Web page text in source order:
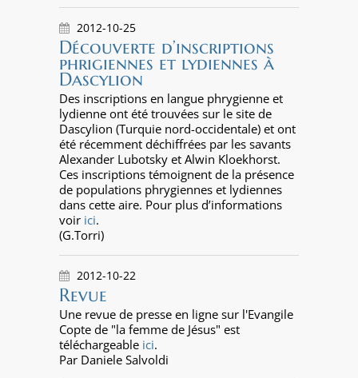
2012-10-25
Découverte d’inscriptions
phrigiennes et lydiennes à
Dascylion
Des inscriptions en langue phrygienne et
lydienne ont été trouvées sur le site de
Dascylion (Turquie nord-occidentale) et ont
été récemment déchiffrées par les savants
Alexander Lubotsky et Alwin Kloekhorst.
Ces inscriptions témoignent de la présence
de populations phrygiennes et lydiennes
dans cette aire. Pour plus d’informations
voir ici.
(G.Torri)
2012-10-22
Revue
Une revue de presse en ligne sur l'Evangile
Copte de "la femme de Jésus" est
téléchargeable ici.
Par Daniele Salvoldi